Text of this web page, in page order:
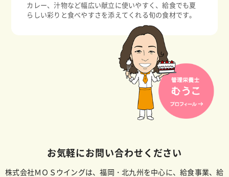
カレー、汁物など幅広い献立に使いやすく、給食でも夏
らしい彩りと食べやすさを添えてくれる旬の食材です。
お気軽にお問い合わせください
株式会社ＭＯＳウイングは、福岡・北九州を中心に、給食事業、給